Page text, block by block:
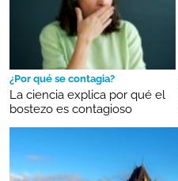
¿Por qué se contagia?
La ciencia explica por qué el
bostezo es contagioso